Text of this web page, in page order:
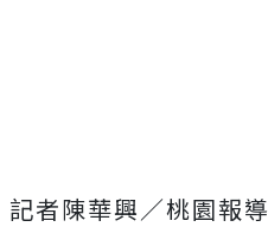
記者陳華興／桃園報導